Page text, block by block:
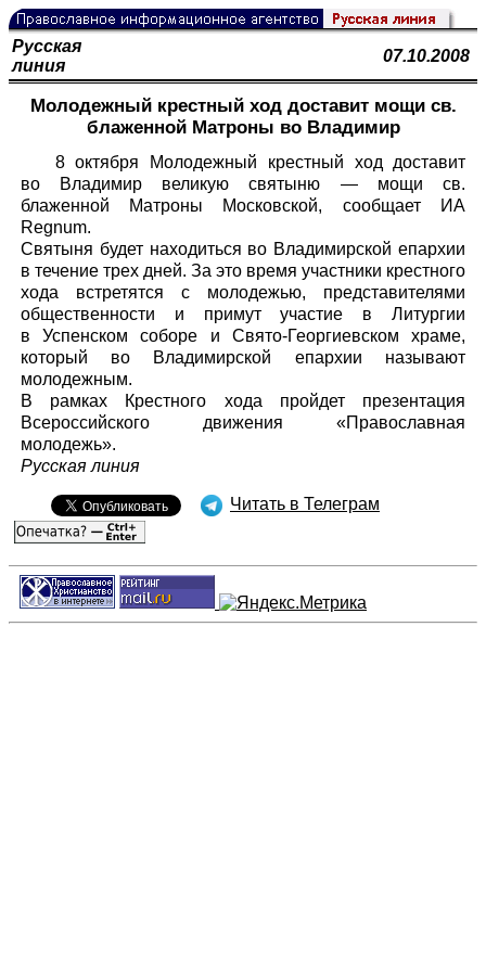
Русская
линия
07.10.2008
Молодежный крестный ход доставит мощи св.
блаженной Матроны во Владимир
8 октября Молодежный крестный ход доставит
во Владимир великую святыню — мощи св.
блаженной Матроны Московской, сообщает ИА
Regnum.
Святыня будет находиться во Владимирской епархии
в течение трех дней. За это время участники крестного
хода встретятся с молодежью, представителями
общественности и примут участие в Литургии
в Успенском соборе и Свято-Георгиевском храме,
который во Владимирской епархии называют
молодежным.
В рамках Крестного хода пройдет презентация
Всероссийского движения «Православная
молодежь».
Русская линия
Читать в Телеграм